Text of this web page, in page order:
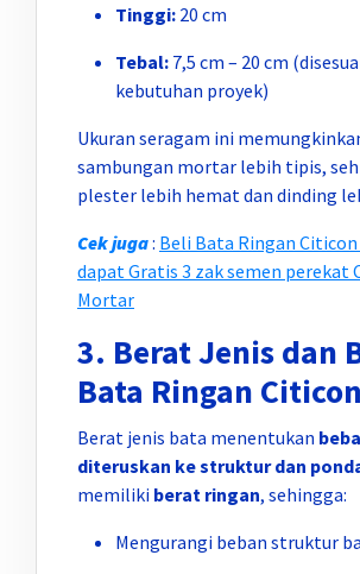
Tinggi: 20 cm
Tebal: 7,5 cm – 20 cm
kebutuhan proyek)
Ukuran seragam ini
sambungan mortar lebih tipis,
plester lebih hemat dan dinding
Cek juga: Beli Bata Ringan
dapat Gratis 3 zak semen perekat
Mortar
3. Berat Jenis dan
Bata Ringan Citicon
Berat jenis bata menentukan
diteruskan ke struktur dan
memiliki berat ringan, sehingga:
Mengurangi beban struktur